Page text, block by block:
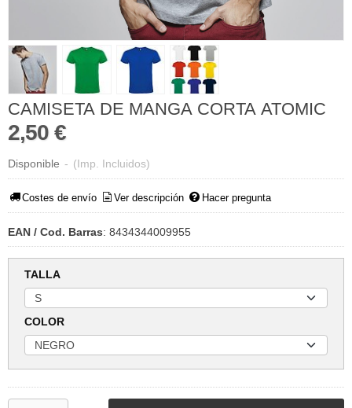
CAMISETA DE MANGA CORTA ATOMIC
2,50 €
Disponible - (Imp. Incluidos)
Costes de envío Ver descripción Hacer pregunta
EAN / Cod. Barras: 8434344009955
TALLA
COLOR